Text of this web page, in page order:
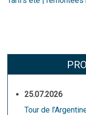
25.07.2026
Tour de